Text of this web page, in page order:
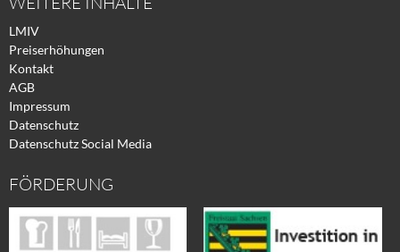
LMIV
Preiserhöhungen
Kontakt
AGB
Impressum
Datenschutz
Datenschutz Social Media
FÖRDERUNG